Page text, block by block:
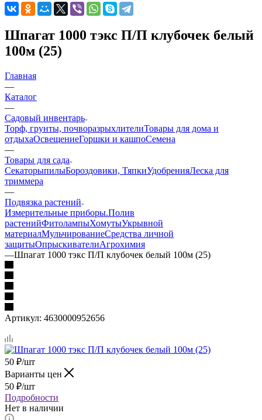
Шпагат 1000 тэкс П/П клубочек белый
100м (25)
Главная
—
Каталог
—
Садовый инвентарь
Торф, грунты, почворазрыхлителиТовары для дома и
отдыхаОсвещениеГоршки и кашпоСемена
—
Товары для сада
СекаторыпилыБороздовики, ТяпкиУдобренияЛеска для
триммера
—
Подвязка растений
Измерительные приборы.Полив
растенийФитолампыХомутыУкрывной
материалМульчированиеСредства личной
защитыОпрыскивателиАгрохимия
—Шпагат 1000 тэкс П/П клубочек белый 100м (25)
Артикул: 4630000952656
50 ₽/шт
Варианты цен
50 ₽/шт
Подробности
Нет в наличии